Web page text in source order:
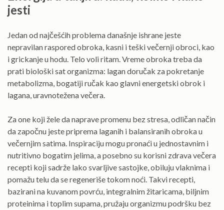
jesti
Jedan od najčešćih problema današnje ishrane jeste
nepravilan raspored obroka, kasni i teški večernji obroci, kao
i grickanje u hodu. Telo voli ritam. Vreme obroka treba da
prati biološki sat organizma: lagan doručak za pokretanje
metabolizma, bogatiji ručak kao glavni energetski obrok i
lagana, uravnotežena večera.
Za one koji žele da naprave promenu bez stresa, odličan način
da započnu jeste priprema laganih i balansiranih obroka u
večernjim satima. Inspiraciju mogu pronaći u jednostavnim i
nutritivno bogatim jelima, a posebno su korisni zdrava večera
recepti koji sadrže lako svarljive sastojke, obiluju vlaknima i
pomažu telu da se regeneriše tokom noći. Takvi recepti,
bazirani na kuvanom povrću, integralnim žitaricama, biljnim
proteinima i toplim supama, pružaju organizmu podršku bez